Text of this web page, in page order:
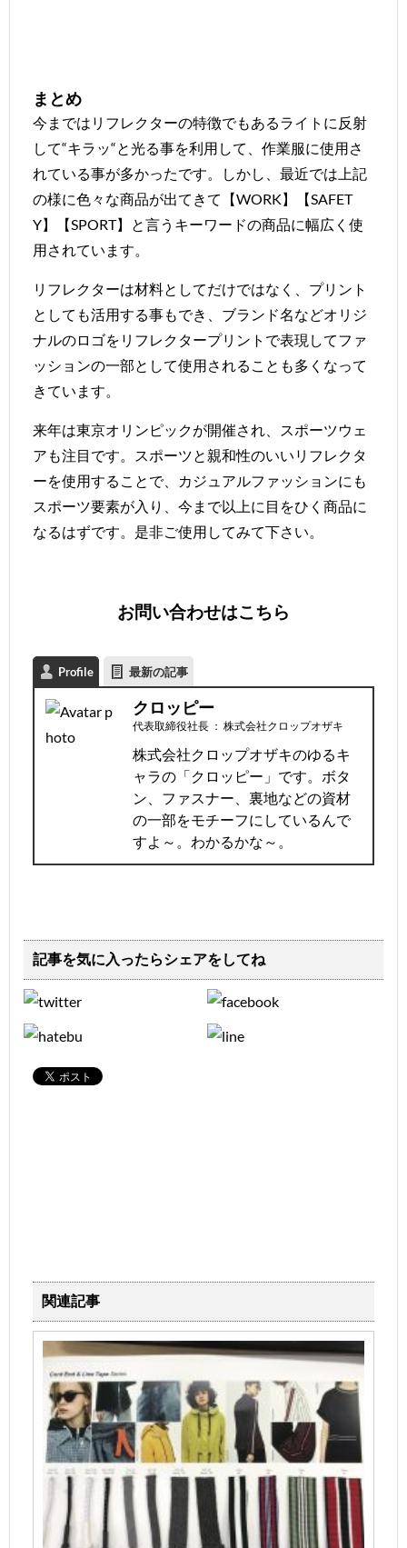
まとめ
今まではリフレクターの特徴でもあるライトに反射
して“キラッ“と光る事を利用して、作業服に使用さ
れている事が多かったです。しかし、最近では上記
の様に色々な商品が出てきて【WORK】【SAFET
Y】【SPORT】と言うキーワードの商品に幅広く使
用されています。
リフレクターは材料としてだけではなく、プリント
としても活用する事もでき、ブランド名などオリジ
ナルのロゴをリフレクタープリントで表現してファ
ッションの一部として使用されることも多くなって
きています。
来年は東京オリンピックが開催され、スポーツウェ
アも注目です。スポーツと親和性のいいリフレクタ
ーを使用することで、カジュアルファッションにも
スポーツ要素が入り、今まで以上に目をひく商品に
なるはずです。是非ご使用してみて下さい。
お問い合わせはこちら
Profile 最新の記事
クロッピー
代表取締役社長 ： 株式会社クロップオザキ
株式会社クロップオザキのゆるキ
ャラの「クロッピー」です。ボタ
ン、ファスナー、裏地などの資材
の一部をモチーフにしているんで
すよ～。わかるかな～。
記事を気に入ったらシェアをしてね
関連記事